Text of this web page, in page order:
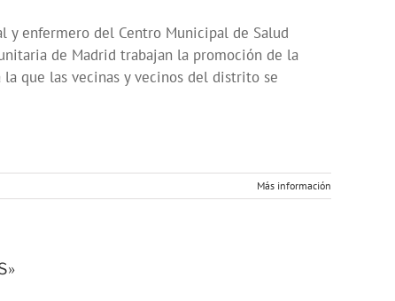
y enfermero del Centro Municipal de Salud
de Madrid trabajan la promoción de la
que las vecinas y vecinos del distrito se
Más información